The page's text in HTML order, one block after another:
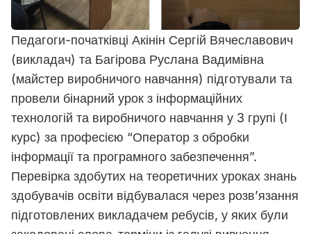
Педагоги-початківці Акінін Сергій Вячеславович
(викладач) та Багірова Руслана Вадимівна
(майстер виробничого навчання) підготували та
провели бінарний урок з інформаційних
технологій та виробничого навчання у 3 групі (І
курс) за професією “Оператор з обробки
інформації та програмного забезпечення”.
Перевірка здобутих на теоретичних уроках знань
здобувачів освіти відбувалася через розв’язання
підготовлених викладачем ребусів, у яких були